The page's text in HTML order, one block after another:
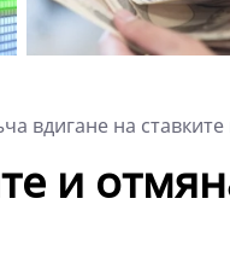
вдигане на ставките
и